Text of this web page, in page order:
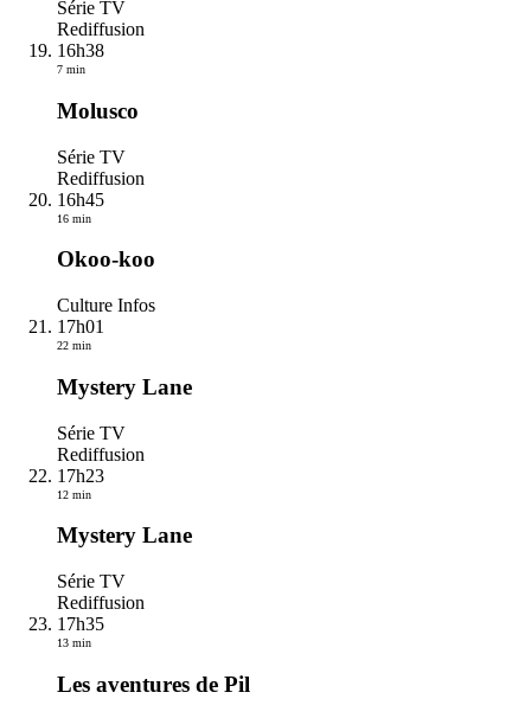
Série TV
Rediffusion
16h38
7 min
Molusco
Série TV
Rediffusion
16h45
16 min
Okoo-koo
Culture Infos
17h01
22 min
Mystery Lane
Série TV
Rediffusion
17h23
12 min
Mystery Lane
Série TV
Rediffusion
17h35
13 min
Les aventures de Pil